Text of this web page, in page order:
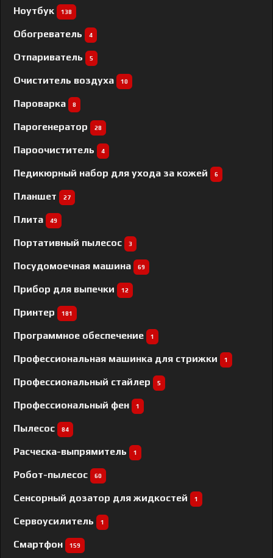
Ноутбук 138
Обогреватель 4
Отпариватель 5
Очиститель воздуха 10
Пароварка 8
Парогенератор 28
Пароочиститель 4
Педикюрный набор для ухода за кожей 6
Планшет 27
Плита 49
Портативный пылесос 3
Посудомоечная машина 69
Прибор для выпечки 12
Принтер 181
Программное обеспечение 1
Профессиональная машинка для стрижки 1
Профессиональный cтайлер 5
Профессиональный фен 1
Пылесос 84
Расческа-выпрямитель 1
Робот-пылесос 60
Сенсорный дозатор для жидкостей 1
Сервоусилитель 1
Смартфон 159